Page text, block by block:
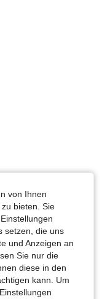
von Ihnen
bieten. Sie
setzen, die uns
und Anzeigen an
Sie nur die
diese in den
kann. Um